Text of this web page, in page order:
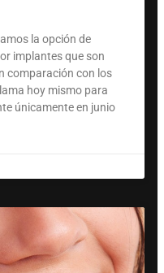
la opción de
implantes que son
comparación con los
hoy mismo para
únicamente en junio